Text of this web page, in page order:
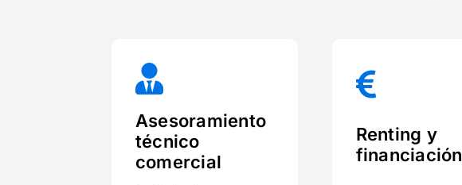
Asesoramiento
técnico
comercial
Renting y
financiación